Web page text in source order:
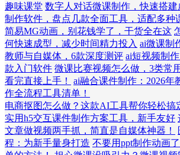
趣味课堂 数字人对话微课制作，快速搭
制作软件，盘点几款全面工具，适配多种
简易MG动画，别花钱学了，干货全在这
何快速成型，减少时间精力投入 ai微课制
教师与自媒体，6款深度测评 ai短视频制
款入门软件 微课比赛视频怎么做，3类常
看完直接上手！
ai融合课件制作：2026年
作全流程工具清单！
电商抠图怎么做？这款AI工具帮你轻松搞
实用h5交互课件制作方案工具，新手友好
文章做视频两手抓，简直是自媒体神器！
程：为新手量身打造 不要用ppt制作动画